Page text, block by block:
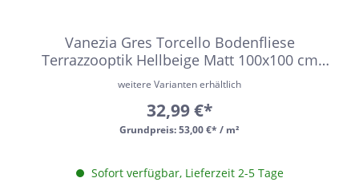
Vanezia Gres Torcello Bodenfliese
Terrazzooptik Hellbeige Matt 100x100 cm
rektifiziert R9
Grundpreis:53,00 €* / m²
weitere Varianten erhältlich
32,99 €*
Sofort verfügbar, Lieferzeit 2-5 Tage